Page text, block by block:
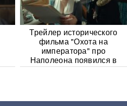
Трейлер исторического
фильма "Охота на
императора" про
Наполеона появился в
Сети